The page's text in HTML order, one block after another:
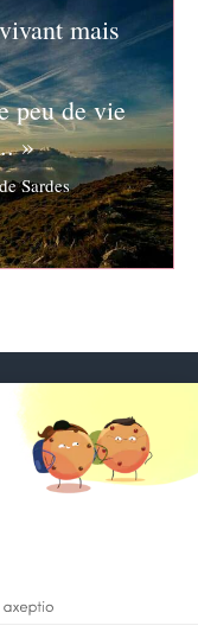
mais
peu de vie
»
Sardes
Levasseur